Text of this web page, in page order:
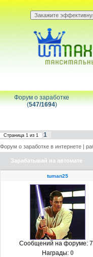
Форум о заработке
(547/1694)
Страница 1 из 1 1
Форум о заработке в интернете |
Зарабатывай на автомате
tuman25
Сообщений на форуме:
Награды: 0